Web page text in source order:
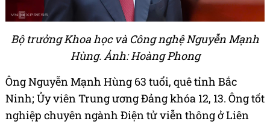
Bộ trưởng Khoa học và Công nghệ Nguyễn Mạnh
Hùng. Ảnh: Hoàng Phong
Ông Nguyễn Mạnh Hùng 63 tuổi, quê tỉnh Bắc
Ninh; Ủy viên Trung ương Đảng khóa 12, 13. Ông tốt
nghiệp chuyên ngành Điện tử viễn thông ở Liên